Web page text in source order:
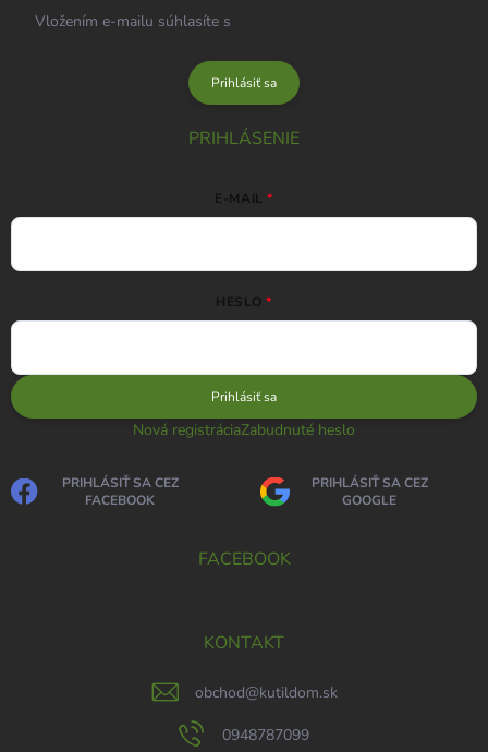
Vložením e-mailu súhlasíte s
Prihlásiť sa
PRIHLÁSENIE
E-MAIL
HESLO
Prihlásiť sa
Nová registráciaZabudnuté heslo
PRIHLÁSIŤ SA CEZ
FACEBOOK
PRIHLÁSIŤ SA CEZ
GOOGLE
FACEBOOK
KONTAKT
obchod@kutildom.sk
0948787099